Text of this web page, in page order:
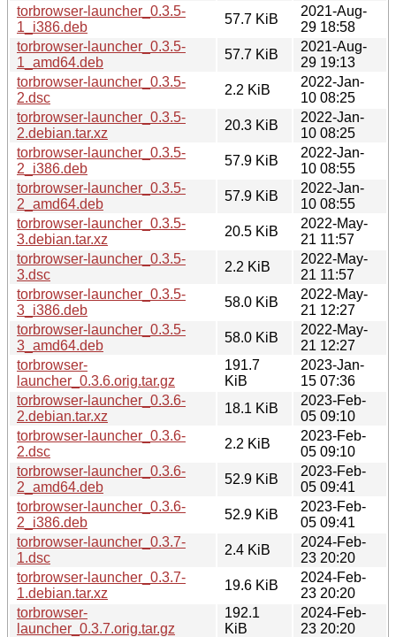
torbrowser-launcher_0.3.5-
1_i386.deb
57.7 KiB
2021-Aug-
29 18:58
torbrowser-launcher_0.3.5-
1_amd64.deb
57.7 KiB
2021-Aug-
29 19:13
torbrowser-launcher_0.3.5-
2.dsc
2.2 KiB
2022-Jan-
10 08:25
torbrowser-launcher_0.3.5-
2.debian.tar.xz
20.3 KiB
2022-Jan-
10 08:25
torbrowser-launcher_0.3.5-
2_i386.deb
57.9 KiB
2022-Jan-
10 08:55
torbrowser-launcher_0.3.5-
2_amd64.deb
57.9 KiB
2022-Jan-
10 08:55
torbrowser-launcher_0.3.5-
3.debian.tar.xz
20.5 KiB
2022-May-
21 11:57
torbrowser-launcher_0.3.5-
3.dsc
2.2 KiB
2022-May-
21 11:57
torbrowser-launcher_0.3.5-
3_i386.deb
58.0 KiB
2022-May-
21 12:27
torbrowser-launcher_0.3.5-
3_amd64.deb
58.0 KiB
2022-May-
21 12:27
torbrowser-
launcher_0.3.6.orig.tar.gz
191.7
KiB
2023-Jan-
15 07:36
torbrowser-launcher_0.3.6-
2.debian.tar.xz
18.1 KiB
2023-Feb-
05 09:10
torbrowser-launcher_0.3.6-
2.dsc
2.2 KiB
2023-Feb-
05 09:10
torbrowser-launcher_0.3.6-
2_amd64.deb
52.9 KiB
2023-Feb-
05 09:41
torbrowser-launcher_0.3.6-
2_i386.deb
52.9 KiB
2023-Feb-
05 09:41
torbrowser-launcher_0.3.7-
1.dsc
2.4 KiB
2024-Feb-
23 20:20
torbrowser-launcher_0.3.7-
1.debian.tar.xz
19.6 KiB
2024-Feb-
23 20:20
torbrowser-
launcher_0.3.7.orig.tar.gz
192.1
KiB
2024-Feb-
23 20:20